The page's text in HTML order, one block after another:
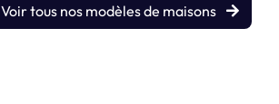
Voir tous nos modèles de maisons